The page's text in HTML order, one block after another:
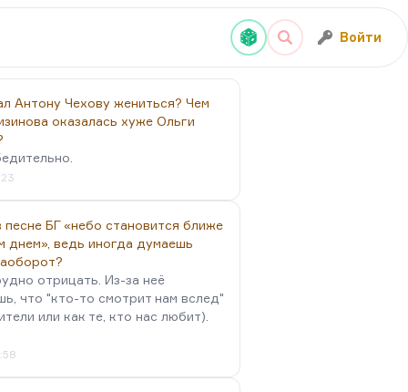
Войти
Антону Чехову жениться? Чем
оказалась хуже Ольги
песне БГ «небо становится ближе
днем», ведь иногда думаешь
отрицать. Из-за неё
что "кто-то смотрит нам вслед"
или как те, кто нас любит).